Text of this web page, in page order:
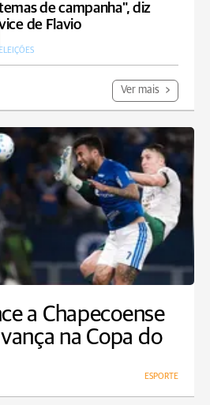
de campanha", diz
de Flavio
ELEIÇÕES
Ver mais
a Chapecoense
na Copa do
ESPORTE